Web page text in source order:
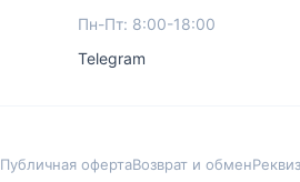
Пн-Пт: 8:00-18:00
Telegram
Публичная офертаВозврат и обмен